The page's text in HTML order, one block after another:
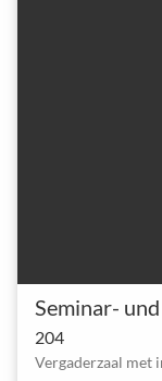
204